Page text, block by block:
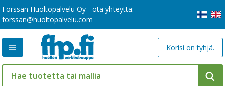
Forssan Huoltopalvelu Oy - ota yhteyttä:
forssan@huoltopalvelu.com
Korisi on tyhjä.